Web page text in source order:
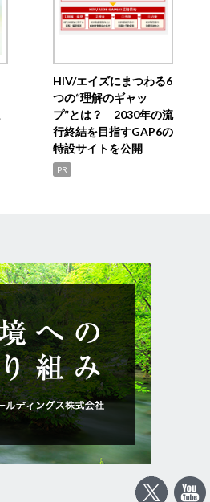
HIV/エイズにまつわる6
つの“理解のギャッ
プ”とは？ 2030年の流
行終結を目指すGAP6の
特設サイトを公開
PR